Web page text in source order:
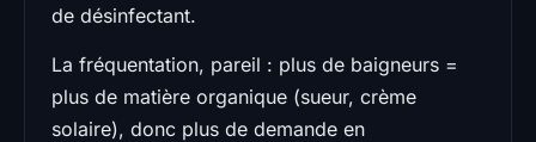
de désinfectant.
La fréquentation, pareil : plus de baigneurs =
plus de matière organique (sueur, crème
solaire), donc plus de demande en